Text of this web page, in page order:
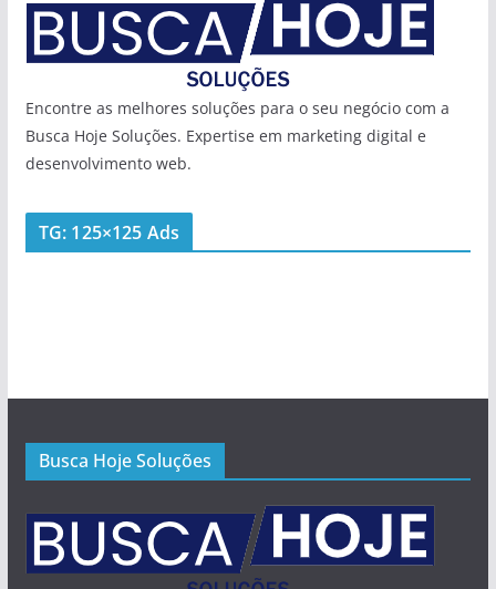
Encontre as melhores soluções para o seu negócio com a
Busca Hoje Soluções. Expertise em marketing digital e
desenvolvimento web.
TG: 125×125 Ads
Busca Hoje Soluções